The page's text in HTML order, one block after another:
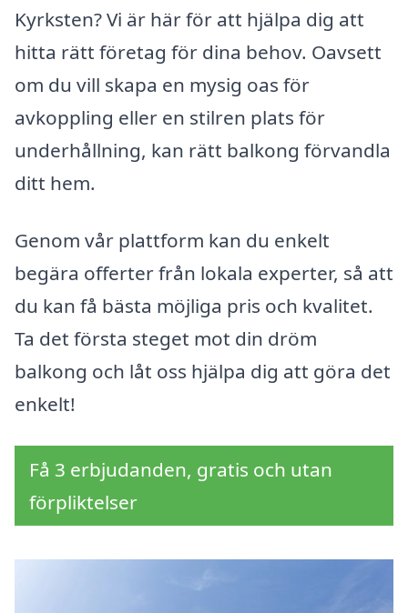
Kyrksten? Vi är här för att hjälpa dig att
hitta rätt företag för dina behov. Oavsett
om du vill skapa en mysig oas för
avkoppling eller en stilren plats för
underhållning, kan rätt balkong förvandla
ditt hem.
Genom vår plattform kan du enkelt
begära offerter från lokala experter, så att
du kan få bästa möjliga pris och kvalitet.
Ta det första steget mot din dröm
balkong och låt oss hjälpa dig att göra det
enkelt!
Få 3 erbjudanden, gratis och utan
förpliktelser